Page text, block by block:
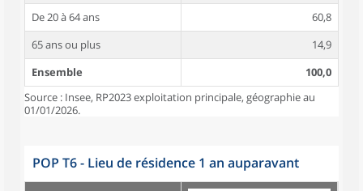
De 20 à 64 ans
60,8
65 ans ou plus
14,9
Ensemble
100,0
Source : Insee, RP2023 exploitation principale, géographie au
01/01/2026.
POP T6 - Lieu de résidence 1 an auparavant